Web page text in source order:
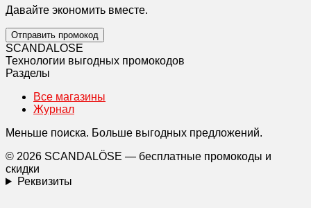
Давайте экономить вместе.
Отправить промокод
SCANDALOSE
Технологии выгодных промокодов
Разделы
Все магазины
Журнал
Меньше поиска. Больше выгодных предложений.
© 2026 SCANDALÖSE — бесплатные промокоды и
скидки
Реквизиты